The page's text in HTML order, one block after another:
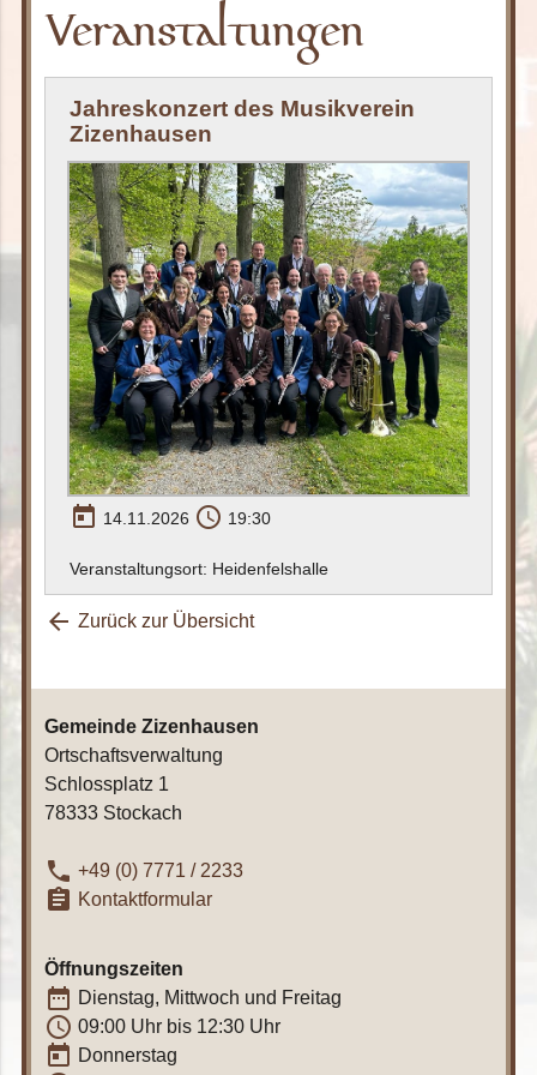
Veranstaltungen
Jahreskonzert des Musikverein
Zizenhausen
today 14.11.2026 access_time 19:30
Veranstaltungsort: Heidenfelshalle
arrow_back Zurück zur Übersicht
Gemeinde Zizenhausen
Ortschaftsverwaltung
Schlossplatz 1
78333 Stockach
phone +49 (0) 7771 / 2233
assignment Kontaktformular
Öffnungszeiten
date_range Dienstag, Mittwoch und Freitag
access_time 09:00 Uhr bis 12:30 Uhr
today Donnerstag